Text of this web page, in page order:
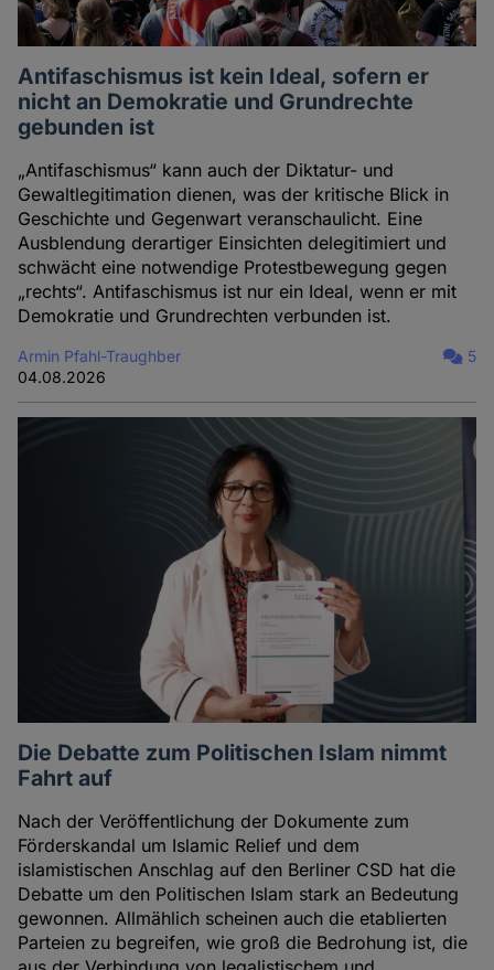
Antifaschismus ist kein Ideal, sofern er
nicht an Demokratie und Grundrechte
gebunden ist
„Antifaschismus“ kann auch der Diktatur- und
Gewaltlegitimation dienen, was der kritische Blick in
Geschichte und Gegenwart veranschaulicht. Eine
Ausblendung derartiger Einsichten delegitimiert und
schwächt eine notwendige Protestbewegung gegen
„rechts“. Antifaschismus ist nur ein Ideal, wenn er mit
Demokratie und Grundrechten verbunden ist.
Armin Pfahl-Traughber
04.08.2026
5
Die Debatte zum Politischen Islam nimmt
Fahrt auf
Nach der Veröffentlichung der Dokumente zum
Förderskandal um Islamic Relief und dem
islamistischen Anschlag auf den Berliner CSD hat die
Debatte um den Politischen Islam stark an Bedeutung
gewonnen. Allmählich scheinen auch die etablierten
Parteien zu begreifen, wie groß die Bedrohung ist, die